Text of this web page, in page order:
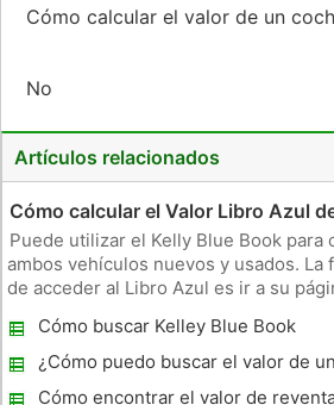
Cómo calcular el valor de un
No
Artículos relacionados
Cómo calcular el Valor Libro Azul
Puede utilizar el Kelly Blue Book para
ambos vehículos nuevos y usados. La
de acceder al Libro Azul es ir a su
dependerá de si usted está interesado
un coche u
Cómo buscar Kelley Blue Book
¿Cómo puedo buscar el valor de un
vehículo?
Cómo encontrar el valor de